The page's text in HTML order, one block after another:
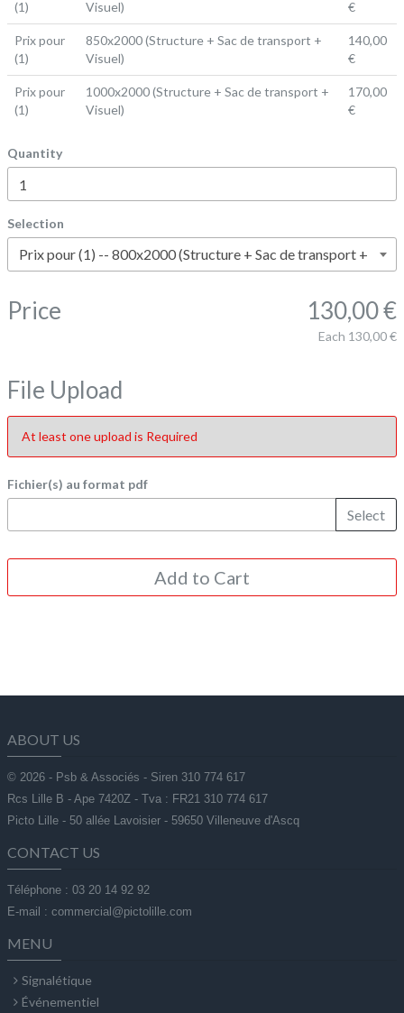
(1)
Visuel)
€
Prix pour
(1)
850x2000 (Structure + Sac de transport +
Visuel)
140,00
€
Prix pour
(1)
1000x2000 (Structure + Sac de transport +
Visuel)
170,00
€
Quantity
Selection
Price 130,00 €
Each 130,00 €
File Upload
At least one upload is Required
Fichier(s) au format pdf
Select
ABOUT US
© 2026 - Psb & Associés - Siren 310 774 617
Rcs Lille B - Ape 7420Z - Tva : FR21 310 774 617
Picto Lille - 50 allée Lavoisier - 59650 Villeneuve d'Ascq
CONTACT US
Téléphone : 03 20 14 92 92
E-mail : commercial@pictolille.com
MENU
Signalétique
Événementiel